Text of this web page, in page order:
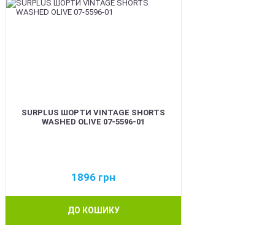
SURPLUS ШОРТИ VINTAGE SHORTS
WASHED OLIVE 07-5596-01
1896 грн
ДО КОШИКУ